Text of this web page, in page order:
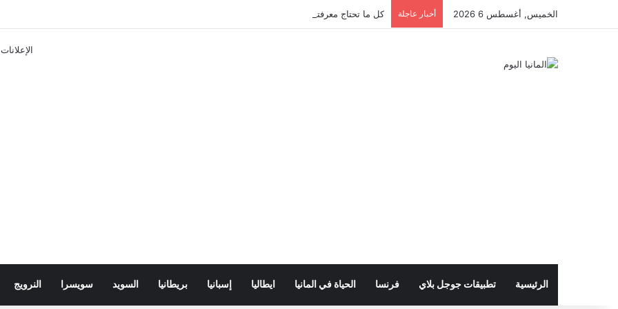
الخميس, أغسطس 6 2026 أخبار عاجلة كل ما تحتاج معرفته عن تذاكر ووسائل النقل في باريس 2025
الإعلانات
الرئيسية تطبيقات جوجل بلاي فرنسا الحياة في المانيا ايطاليا إسبانيا بريطانيا السويد سويسرا النرويج